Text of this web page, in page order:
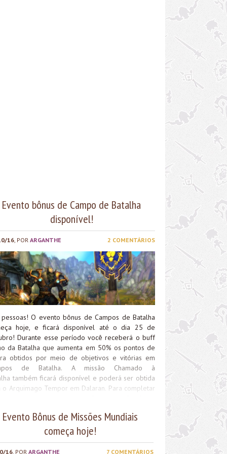
Evento bônus de Campo de Batalha
disponível!
16 , POR ARGANTHE 2 COMENTÁRIOS
O evento bônus de Campos de Batalha
hoje, e ficará disponível até o dia 25 de
Durante esse período você receberá o buff
da Batalha que aumenta em 50% os pontos de
obtidos por meio de objetivos e vitórias em
de Batalha. A missão Chamado à
também ficará disponível e poderá ser obtida
o Arquimago Tempor em Dalaran. Para completar
de Honra e Insígnia da Honra. Se você tiver
de como vencer nos Campos de Batalha,
alguns guias que poderão ajudá-los: Guia:
Brado Guerreiro Guia: Bacia de Arathi Guia:
Evento Bônus de Missões Mundiais
começa hoje!
16 , POR ARGANTHE 7 COMENTÁRIOS